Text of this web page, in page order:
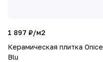
1 897 ₽/м2
Керамическая плитка Onice
Blu